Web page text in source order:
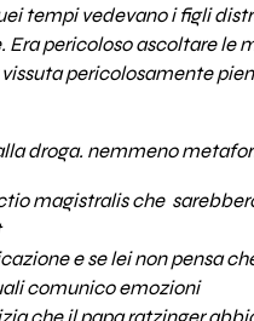
tempi vedevano i figli
pericoloso ascoltare le
pericolosamente
droga. nemmeno
magistralis che
e se lei non pensa
comunico emozioni